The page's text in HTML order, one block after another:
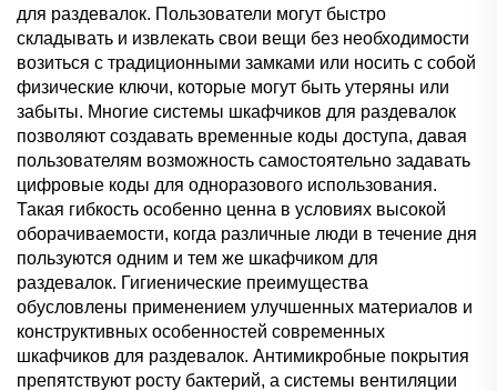
для раздевалок. Пользователи могут быстро
складывать и извлекать свои вещи без необходимости
возиться с традиционными замками или носить с собой
физические ключи, которые могут быть утеряны или
забыты. Многие системы шкафчиков для раздевалок
позволяют создавать временные коды доступа, давая
пользователям возможность самостоятельно задавать
цифровые коды для одноразового использования.
Такая гибкость особенно ценна в условиях высокой
оборачиваемости, когда различные люди в течение дня
пользуются одним и тем же шкафчиком для
раздевалок. Гигиенические преимущества
обусловлены применением улучшенных материалов и
конструктивных особенностей современных
шкафчиков для раздевалок. Антимикробные покрытия
препятствуют росту бактерий, а системы вентиляции